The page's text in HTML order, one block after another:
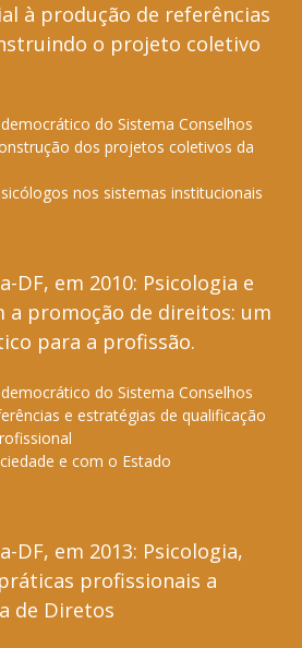
à produção de referências
o projeto coletivo
do Sistema Conselhos
dos projetos coletivos da
nos sistemas institucionais
DF, em 2010: Psicologia e
a promoção de direitos: um
para a profissão.
do Sistema Conselhos
e estratégias de qualificação
e com o Estado
DF, em 2013: Psicologia,
profissionais a
de Diretos